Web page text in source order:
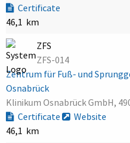
Certificate
46,1 km
ZFS
ZFS-014
Zentrum für Fuß- und
Osnabrück
Klinikum Osnabrück GmbH,
Certificate
Website
46,1 km